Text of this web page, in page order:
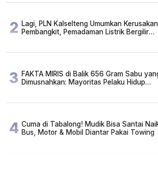
2 Lagi, PLN Kalselteng Umumkan Kerusakan
Pembangkit, Pemadaman Listrik Bergilir
3 FAKTA MIRIS di Balik 656 Gram Sabu
Dimusnahkan: Mayoritas Pelaku Hidup
4 Cuma di Tabalong! Mudik Bisa Santai
Bus, Motor & Mobil Diantar Pakai Towing